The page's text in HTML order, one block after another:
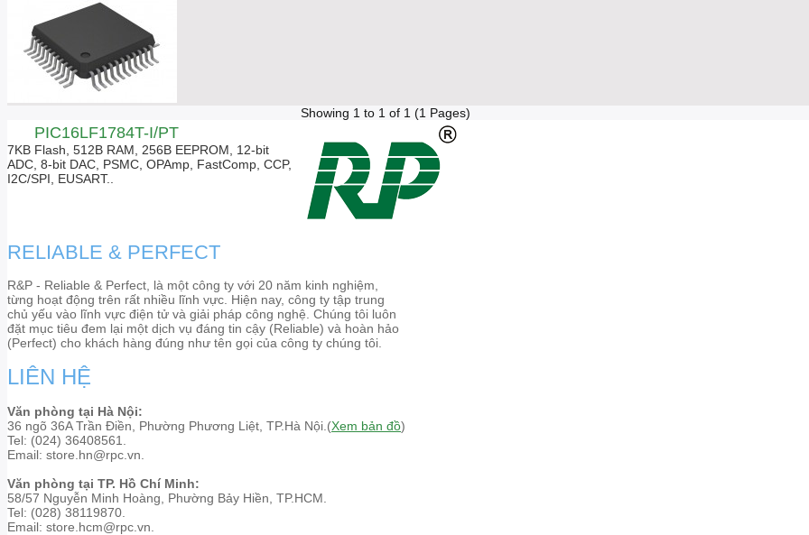
PIC16LF1784T-I/PT
7KB Flash, 512B RAM, 256B EEPROM, 12-bit
ADC, 8-bit DAC, PSMC, OPAmp, FastComp, CCP,
I2C/SPI, EUSART..
Showing 1 to 1 of 1 (1 Pages)
RELIABLE & PERFECT
R&P - Reliable & Perfect, là một công ty với 20 năm kinh nghiệm,
từng hoạt động trên rất nhiều lĩnh vực. Hiện nay, công ty tập trung
chủ yếu vào lĩnh vực điện tử và giải pháp công nghệ. Chúng tôi luôn
đặt mục tiêu đem lại một dịch vụ đáng tin cậy (Reliable) và hoàn hảo
(Perfect) cho khách hàng đúng như tên gọi của công ty chúng tôi.
LIÊN HỆ
Văn phòng tại Hà Nội:
36 ngõ 36A Trần Điền, Phường Phương Liệt, TP.Hà Nội.(Xem bản đồ)
Tel: (024) 36408561.
Email: store.hn@rpc.vn.
Văn phòng tại TP. Hồ Chí Minh:
58/57 Nguyễn Minh Hoàng, Phường Bảy Hiền, TP.HCM.
Tel: (028) 38119870.
Email: store.hcm@rpc.vn.